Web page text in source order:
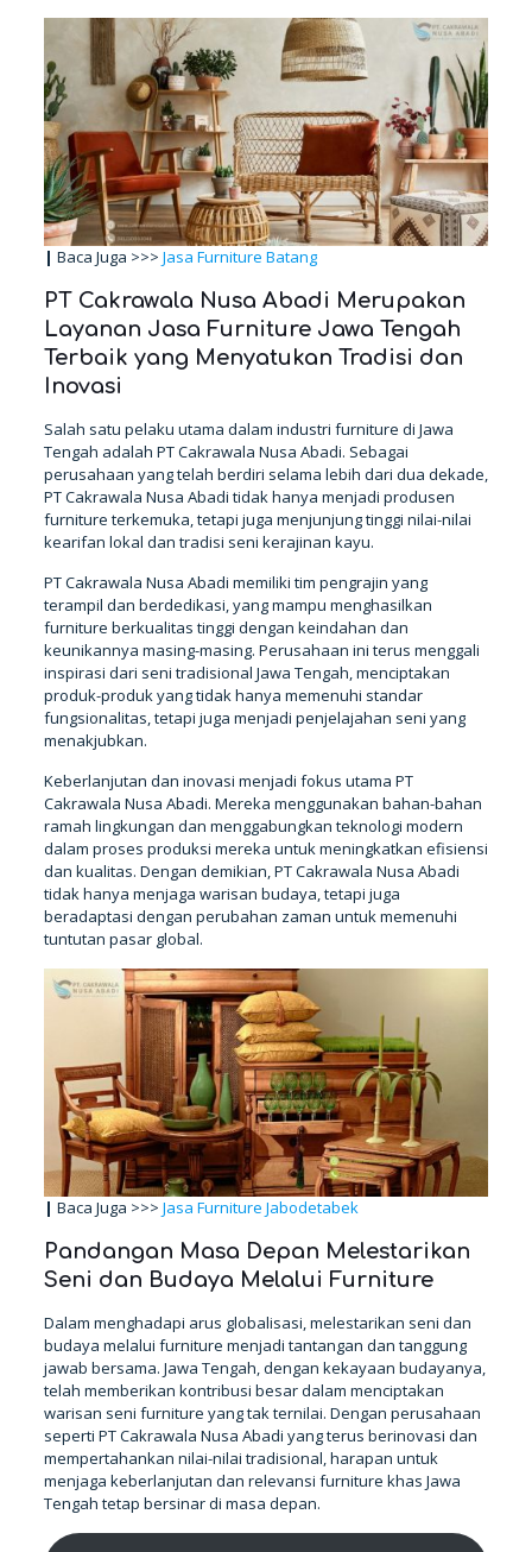
| Baca Juga >>> Jasa Furniture Batang
PT Cakrawala Nusa Abadi Merupakan
Layanan Jasa Furniture Jawa Tengah
Terbaik yang Menyatukan Tradisi dan
Inovasi
Salah satu pelaku utama dalam industri furniture di Jawa
Tengah adalah PT Cakrawala Nusa Abadi. Sebagai
perusahaan yang telah berdiri selama lebih dari dua dekade,
PT Cakrawala Nusa Abadi tidak hanya menjadi produsen
furniture terkemuka, tetapi juga menjunjung tinggi nilai-nilai
kearifan lokal dan tradisi seni kerajinan kayu.
PT Cakrawala Nusa Abadi memiliki tim pengrajin yang
terampil dan berdedikasi, yang mampu menghasilkan
furniture berkualitas tinggi dengan keindahan dan
keunikannya masing-masing. Perusahaan ini terus menggali
inspirasi dari seni tradisional Jawa Tengah, menciptakan
produk-produk yang tidak hanya memenuhi standar
fungsionalitas, tetapi juga menjadi penjelajahan seni yang
menakjubkan.
Keberlanjutan dan inovasi menjadi fokus utama PT
Cakrawala Nusa Abadi. Mereka menggunakan bahan-bahan
ramah lingkungan dan menggabungkan teknologi modern
dalam proses produksi mereka untuk meningkatkan efisiensi
dan kualitas. Dengan demikian, PT Cakrawala Nusa Abadi
tidak hanya menjaga warisan budaya, tetapi juga
beradaptasi dengan perubahan zaman untuk memenuhi
tuntutan pasar global.
| Baca Juga >>> Jasa Furniture Jabodetabek
Pandangan Masa Depan Melestarikan
Seni dan Budaya Melalui Furniture
Dalam menghadapi arus globalisasi, melestarikan seni dan
budaya melalui furniture menjadi tantangan dan tanggung
jawab bersama. Jawa Tengah, dengan kekayaan budayanya,
telah memberikan kontribusi besar dalam menciptakan
warisan seni furniture yang tak ternilai. Dengan perusahaan
seperti PT Cakrawala Nusa Abadi yang terus berinovasi dan
mempertahankan nilai-nilai tradisional, harapan untuk
menjaga keberlanjutan dan relevansi furniture khas Jawa
Tengah tetap bersinar di masa depan.